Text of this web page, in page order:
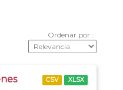
Ordenar por
CSV XLSX